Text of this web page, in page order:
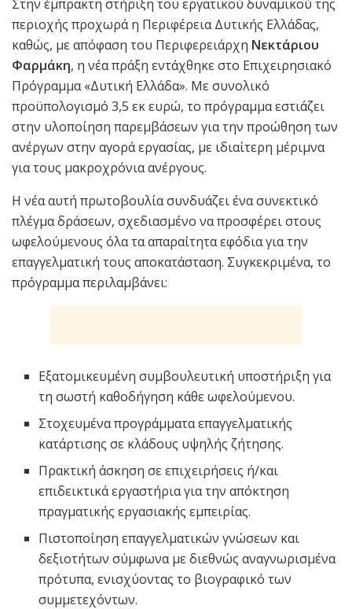
Στην έμπρακτη στήριξη του εργατικού δυναμικού της
περιοχής προχωρά η Περιφέρεια Δυτικής Ελλάδας,
καθώς, με απόφαση του Περιφερειάρχη Νεκτάριου
Φαρμάκη, η νέα πράξη εντάχθηκε στο Επιχειρησιακό
Πρόγραμμα «Δυτική Ελλάδα». Με συνολικό
προϋπολογισμό 3,5 εκ ευρώ, το πρόγραμμα εστιάζει
στην υλοποίηση παρεμβάσεων για την προώθηση των
ανέργων στην αγορά εργασίας, με ιδιαίτερη μέριμνα
για τους μακροχρόνια ανέργους.
Η νέα αυτή πρωτοβουλία συνδυάζει ένα συνεκτικό
πλέγμα δράσεων, σχεδιασμένο να προσφέρει στους
ωφελούμενους όλα τα απαραίτητα εφόδια για την
επαγγελματική τους αποκατάσταση. Συγκεκριμένα, το
πρόγραμμα περιλαμβάνει:
Εξατομικευμένη συμβουλευτική υποστήριξη για
τη σωστή καθοδήγηση κάθε ωφελούμενου.
Στοχευμένα προγράμματα επαγγελματικής
κατάρτισης σε κλάδους υψηλής ζήτησης.
Πρακτική άσκηση σε επιχειρήσεις ή/και
επιδεικτικά εργαστήρια για την απόκτηση
πραγματικής εργασιακής εμπειρίας.
Πιστοποίηση επαγγελματικών γνώσεων και
δεξιοτήτων σύμφωνα με διεθνώς αναγνωρισμένα
πρότυπα, ενισχύοντας το βιογραφικό των
συμμετεχόντων.